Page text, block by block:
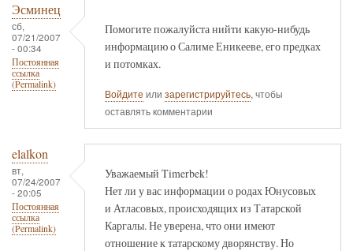
Эсминец
сб,
07/21/2007
- 00:34
Постоянная
ссылка
(Permalink)
Помогите пожалуйста нийти какую-нибудь
информацию о Салиме Еникееве, его предках
и потомках.
Войдите или зарегистрируйтесь, чтобы
оставлять комментарии
elalkon
вт,
07/24/2007
- 20:05
Постоянная
ссылка
(Permalink)
Уважаемый Timerbek!
Нет ли у вас информации о родах Юнусовых
и Атласовых, происходящих из Татарской
Каргалы. Не уверена, что они имеют
отношение к татарскому дворянству. Но